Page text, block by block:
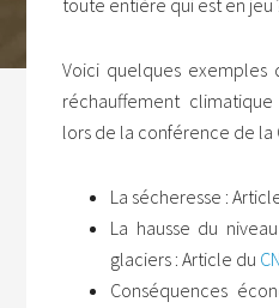
toute entière qui est en jeu
Voici quelques exemples
réchauffement
lors de la conférence de la
La sécheresse :
La hausse du
glaciers : Article du
Conséquences